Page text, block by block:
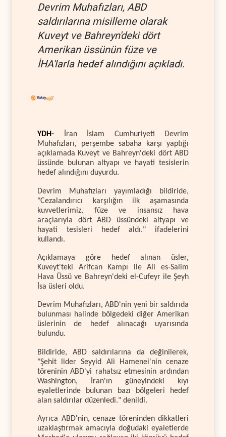
Devrim Muhafızları, ABD
saldırılarına misilleme olarak
Kuveyt ve Bahreyn'deki dört
Amerikan üssünün füze ve
İHA'larla hedef alındığını açıkladı.
YDH- İran İslam Cumhuriyeti Devrim
Muhafızları, perşembe sabaha karşı yaptığı
açıklamada Kuveyt ve Bahreyn'deki dört ABD
üssünde bulunan altyapı ve hayati tesislerin
hedef alındığını duyurdu.
Devrim Muhafızları yayımladığı bildiride,
"Cezalandırıcı karşılığın ilk aşamasında
kuvvetlerimiz, füze ve insansız hava
araçlarıyla dört ABD üssündeki altyapı ve
hayati tesisleri hedef aldı." ifadelerini
kullandı.
Açıklamaya göre hedef alınan üsler,
Kuveyt'teki Arifcan Kampı ile Ali es-Salim
Hava Üssü ve Bahreyn'deki el-Cufeyr ile Şeyh
İsa üsleri oldu.
Devrim Muhafızları, ABD'nin yeni bir saldırıda
bulunması halinde bölgedeki diğer Amerikan
üslerinin de hedef alınacağı uyarısında
bulundu.
Bildiride, ABD saldırılarına da değinilerek,
"Şehit lider Seyyid Ali Hamenei'nin cenaze
töreninin ABD'yi rahatsız etmesinin ardından
Washington, İran'ın güneyindeki kıyı
eyaletlerinde bulunan bazı bölgeleri hedef
alan saldırılar düzenledi." denildi.
Ayrıca ABD'nin, cenaze töreninden dikkatleri
uzaklaştırmak amacıyla doğudaki eyaletlerde